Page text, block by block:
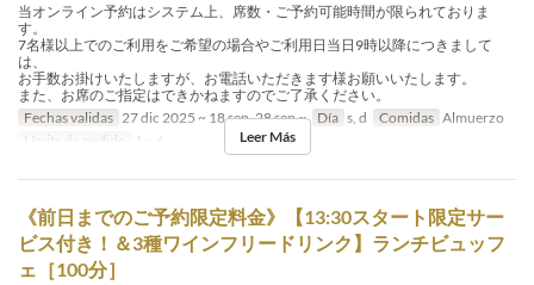
当オンライン予約はシステム上、席数・ご予約可能時間が限られておりま
す。
7名様以上でのご利用をご希望の場合やご利用日当日9時以降につきまして
は、
お手数お掛けいたしますが、お電話いただきます様お願いいたします。
また、お席のご指定はできかねますのでご了承ください。
Fechas validas 27 dic 2025 ~ 18 sep, 28 sep ~ Día s, d Comidas Almuerzo
Límite de pedido
1 ~ 6 Leer Más
《前日までのご予約限定料金》【13:30スタート限定サー
ビス付き！＆3種ワインフリードリンク】ランチビュッフ
ェ［100分］